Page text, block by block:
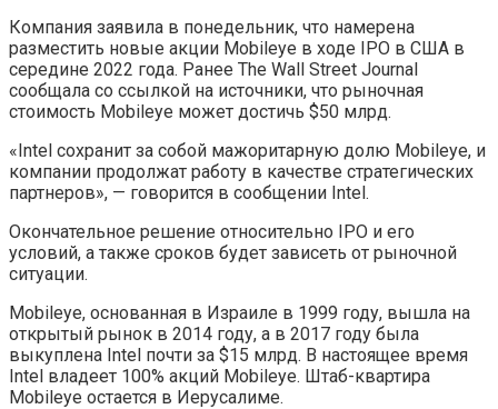
Компания заявила в понедельник, что намерена
разместить новые акции Mobileye в ходе IPO в США в
середине 2022 года. Ранее The Wall Street Journal
сообщала со ссылкой на источники, что рыночная
стоимость Mobileye может достичь $50 млрд.
«Intel сохранит за собой мажоритарную долю Mobileye, и
компании продолжат работу в качестве стратегических
партнеров», — говорится в сообщении Intel.
Окончательное решение относительно IPO и его
условий, а также сроков будет зависеть от рыночной
ситуации.
Mobileye, основанная в Израиле в 1999 году, вышла на
открытый рынок в 2014 году, а в 2017 году была
выкуплена Intel почти за $15 млрд. В настоящее время
Intel владеет 100% акций Mobileye. Штаб-квартира
Mobileye остается в Иерусалиме.